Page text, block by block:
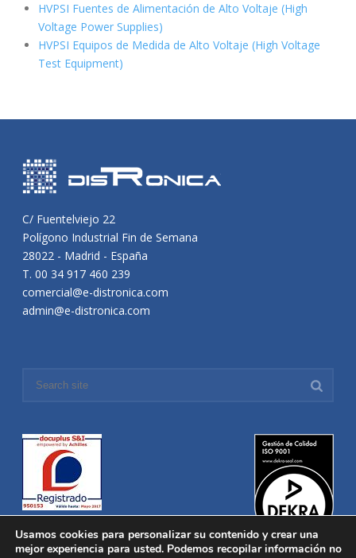
HVPSI Fuentes de Alimentación de Alto Voltaje (High
Voltage Power Supplies)
HVPSI Equipos de Medida de Alto Voltaje (High Voltage
Test Equipment)
C/ Fuentelviejo 22
Polígono Industrial Fin de Semana
28022 - Madrid - España
T. 00 34 917 460 239
comercial@e-distronica.com
admin@e-distronica.com
Usamos cookies para personalizar su contenido y crear una
mejor experiencia para usted. Podemos recopilar información no